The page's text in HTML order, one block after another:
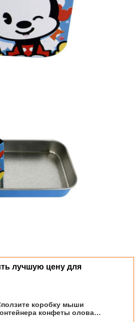
лучшую цену для
коробку мыши
конфеты олова